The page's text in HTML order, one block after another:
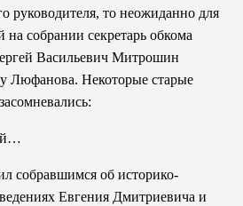
руководителя, то неожиданно для
на собрании секретарь обкома
Васильевич Митрошин
Люфанова. Некоторые старые
собравшимся об историко-
Евгения Дмитриевича и